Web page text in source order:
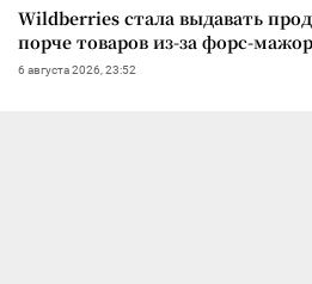
Wildberries стала выдавать
порче товаров из-за форс-
6 августа 2026, 23:52